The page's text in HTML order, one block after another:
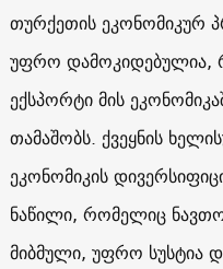
თურქეთის ეკონომიკურ
უფრო დამოკიდებულია,
ექსპორტი მის
თამაშობს. ქვეყნის
ეკონომიკის
ნაწილი, რომელიც
მიბმული, უფრო სუსტია